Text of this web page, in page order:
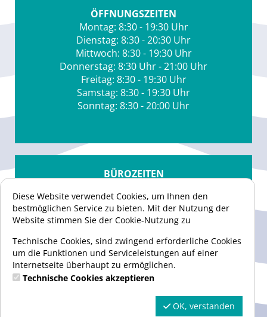
ÖFFNUNGSZEITEN
Montag: 8:30 - 19:30 Uhr
Dienstag: 8:30 - 20:30 Uhr
Mittwoch: 8:30 - 19:30 Uhr
Donnerstag: 8:30 Uhr - 21:00 Uhr
Freitag: 8:30 - 19:30 Uhr
Samstag: 8:30 - 19:30 Uhr
Sonntag: 8:30 - 20:00 Uhr
BÜROZEITEN
08:30 - 14:30 Uhr
Telefon
02159/8282879
E-Mail
info@swim4fun.de
Diese Website verwendet Cookies, um Ihnen den
bestmöglichen Service zu bieten. Mit der Nutzung der
Website stimmen Sie der Cookie-Nutzung zu
Technische Cookies, sind zwingend erforderliche Cookies
um die Funktionen und Serviceleistungen auf einer
Internetseite überhaupt zu ermöglichen.
Technische Cookies akzeptieren
OK, verstanden